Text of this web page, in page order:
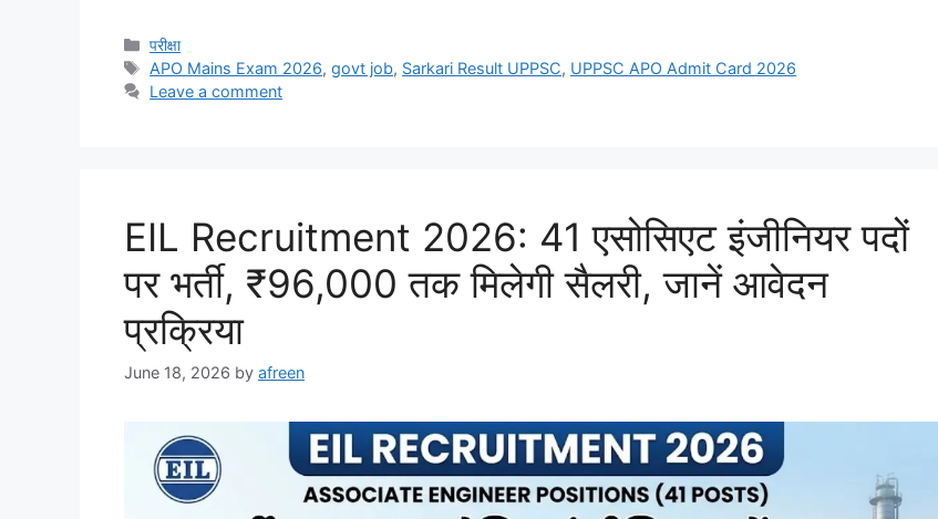
Categories
परीक्षा
Tags
APO Mains Exam 2026,govt job, Sarkari Result UPPSC, UPPSC APO Admit Card 2026
Leave a comment
EIL Recruitment 2026: 41 एसोसिएट इंजीनियर पदों
पर भर्ती, ₹96,000 तक मिलेगी सैलरी, जानें आवेदन
प्रक्रिया
June 18, 2026 by afreen